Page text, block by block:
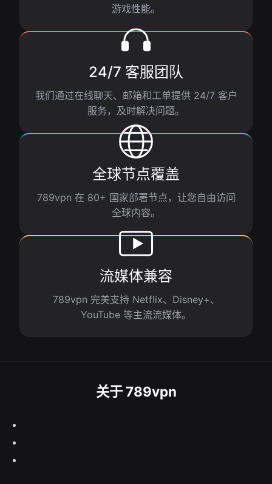
游戏性能。
24/7 客服团队
我们通过在线聊天、邮箱和工单提供 24/7 客户
服务，及时解决问题。
全球节点覆盖
789vpn 在 80+ 国家部署节点，让您自由访问
全球内容。
流媒体兼容
789vpn 完美支持 Netflix、Disney+、
YouTube 等主流流媒体。
关于 789vpn